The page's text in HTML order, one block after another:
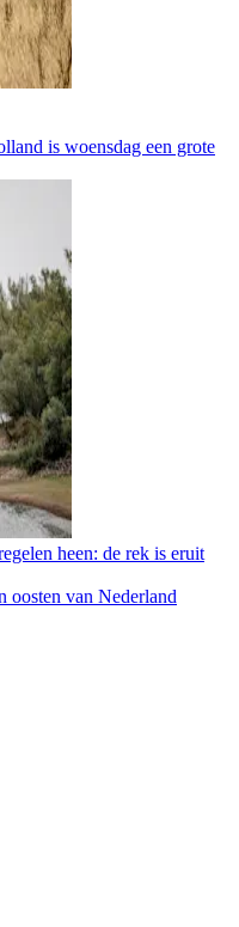
is woensdag een grote
heen: de rek is eruit
oosten van Nederland